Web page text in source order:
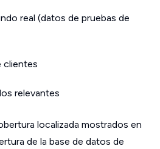
real (datos de pruebas de
clientes
relevantes
localizada mostrados en
de la base de datos de